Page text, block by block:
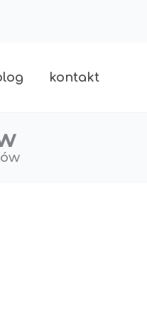
kontakt